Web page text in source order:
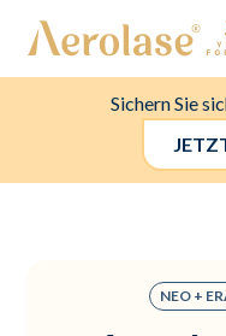
Sichern Sie
NEO +